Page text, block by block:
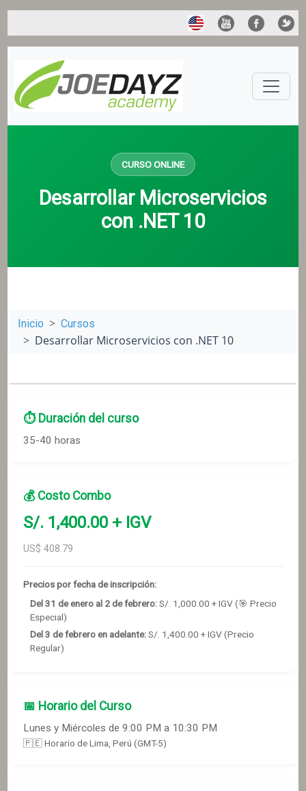
CURSO ONLINE
Desarrollar Microservicios
con .NET 10
Inicio Cursos
Desarrollar Microservicios con .NET 10
⏱️ Duración del curso
35-40 horas
💰 Costo Combo
S/. 1,400.00 + IGV
US$ 408.79
Precios por fecha de inscripción:
Del 31 de enero al 2 de febrero:S/. 1,000 .00 + IGV(🎯 Precio
Especial)
Del 3 de febrero en adelante:S/. 1,400 .00 + IGV(Precio
Regular)
📅 Horario del Curso
Lunes y Miércoles de 9:00 PM a 10:30 PM
🇵🇪 Horario de Lima, Perú (GMT-5)